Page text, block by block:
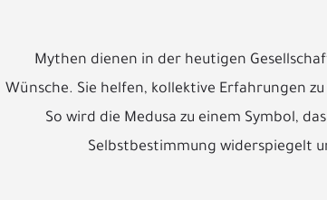
Mythen dienen in der heutigen
Wünsche. Sie helfen, kollektive Erfahrungen
So wird die Medusa zu einem Symbol,
Selbstbestimmung widerspiegelt